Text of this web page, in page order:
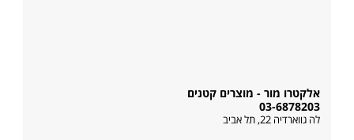
אלקטרו מור - מוצרים קטנים
03-6878203
לה גווארדיה 22 ,תל אביב